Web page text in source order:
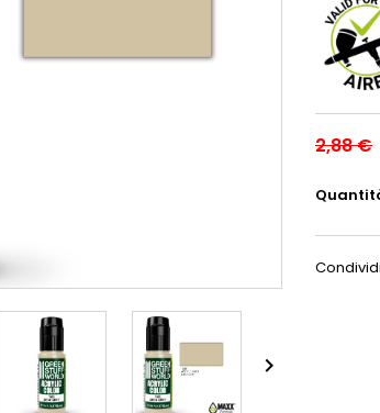

2,88 €
Condividi